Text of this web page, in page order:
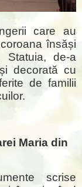
care au
însăși
de-a
decorată cu
de familii
Maria din
scrise